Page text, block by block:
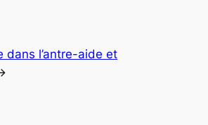
dans l’antre-aide et